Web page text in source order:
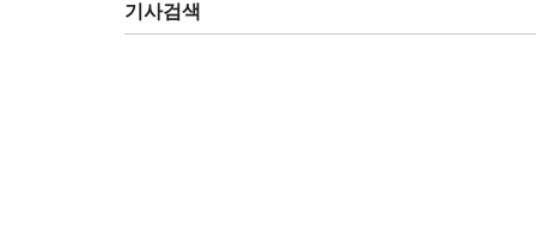
기사검색